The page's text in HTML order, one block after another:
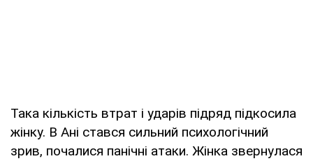
Така кількість втрат і ударів підряд підкосила
жінку. В Ані стався сильний психологічний
зрив, почалися панічні атаки. Жінка звернулася